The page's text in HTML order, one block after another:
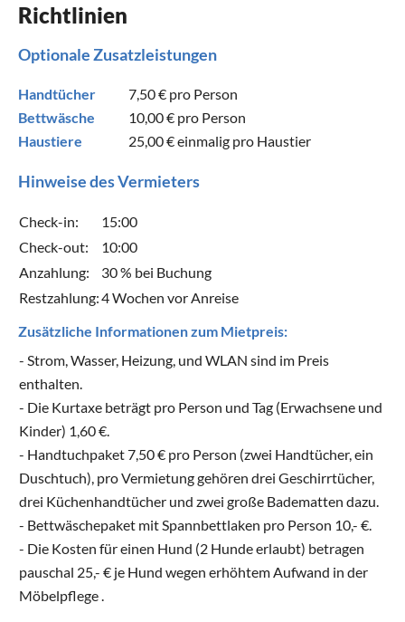
Richtlinien
Optionale Zusatzleistungen
Handtücher 7,50 € pro Person
Bettwäsche
10,00 € pro Person
Haustiere
25,00 €einmalig pro Haustier
Hinweise des Vermieters
Check-in:
15:00
Check-out:
10:00
Anzahlung:
30 % bei Buchung
Restzahlung:4 Wochen vor Anreise
Zusätzliche Informationen zum Mietpreis:
- Strom, Wasser, Heizung, und WLAN sind im Preis
enthalten.
- Die Kurtaxe beträgt pro Person und Tag (Erwachsene und
Kinder) 1,60 €.
- Handtuchpaket 7,50 € pro Person (zwei Handtücher, ein
Duschtuch), pro Vermietung gehören drei Geschirrtücher,
drei Küchenhandtücher und zwei große Badematten dazu.
- Bettwäschepaket mit Spannbettlaken pro Person 10,- €.
- Die Kosten für einen Hund (2 Hunde erlaubt) betragen
pauschal 25,- € je Hund wegen erhöhtem Aufwand in der
Möbelpflege .